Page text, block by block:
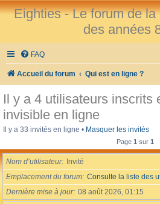
Eighties - Le forum de
des années
FAQ
Accueil du forum Qui est en ligne ?
Il y a 4 utilisateurs inscrits
invisible en ligne
Il y a 33 invités en ligne • Masquer les invités
Page 1 sur 1
Nom d’utilisateur
Invité
Emplacement du forum Consulte la liste des
Dernière mise à jour 08 août 2026, 01:15